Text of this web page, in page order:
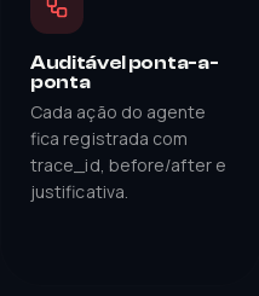
Auditável ponta-a-
ponta
Cada ação do agente
fica registrada com
trace_id, before/after e
justificativa.